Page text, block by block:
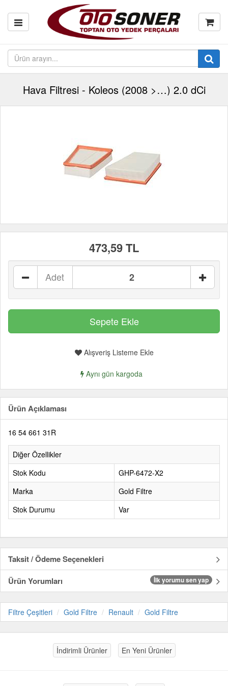
Hava Filtresi - Koleos (2008 >…) 2.0 dCi
473,59 TL
Adet
Alışveriş Listeme Ekle
Aynı gün kargoda
Ürün Açıklaması
16 54 661 31R
Diğer Özellikler
Stok Kodu
GHP-6472-X2
Marka
Gold Filtre
Stok Durumu
Var
Taksit / Ödeme Seçenekleri
Ürün Yorumları
İlk yorumu sen yap
Filtre Çeşitleri Gold Filtre Renault Gold Filtre
İndirimli Ürünler En Yeni Ürünler